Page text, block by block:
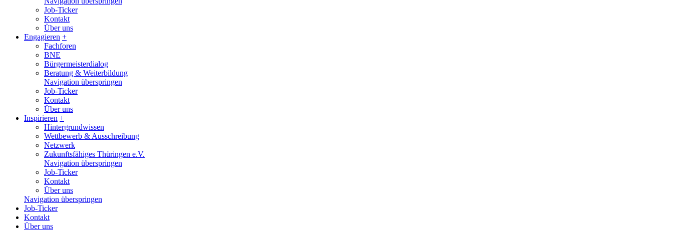
Job-Ticker
Kontakt
Über uns
Engagieren +
Fachforen
BNE
Bürgermeisterdialog
Beratung & Weiterbildung
Navigation überspringen
Job-Ticker
Kontakt
Über uns
Inspirieren +
Hintergrundwissen
Wettbewerb & Ausschreibung
Netzwerk
Zukunftsfähiges Thüringen e.V.
Navigation überspringen
Job-Ticker
Kontakt
Über uns
Navigation überspringen
Job-Ticker
Kontakt
Über uns